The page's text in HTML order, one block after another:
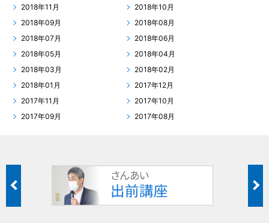
2018年11月
2018年10月
2018年09月
2018年08月
2018年07月
2018年06月
2018年05月
2018年04月
2018年03月
2018年02月
2018年01月
2017年12月
2017年11月
2017年10月
2017年09月
2017年08月